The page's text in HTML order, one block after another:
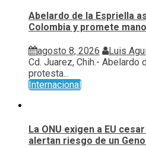
Abelardo de la Espriella
Colombia y promete
agosto 8, 2026 Luis
Cd. Juarez, Chih.- Abelardo
protesta...
Internacional
La ONU exigen a EU
alertan riesgo de un